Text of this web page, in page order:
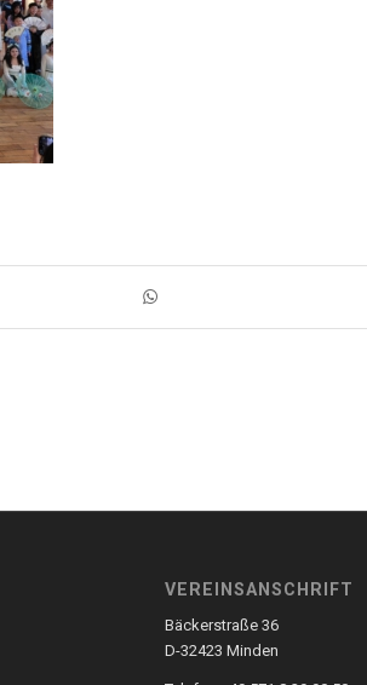
VEREINSANSCHRIFT
Bäckerstraße 36
D-32423 Minden